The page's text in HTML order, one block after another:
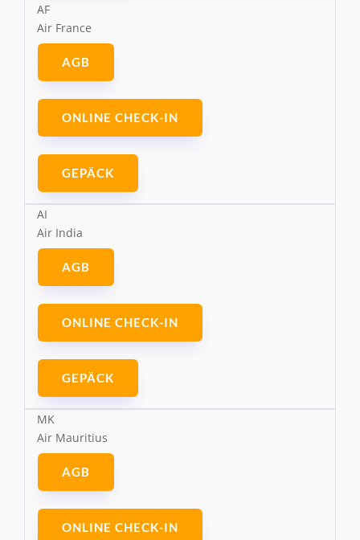
AF
Air France
AGB
ONLINE CHECK-IN
GEPÄCK
AI
Air India
AGB
ONLINE CHECK-IN
GEPÄCK
MK
Air Mauritius
AGB
ONLINE CHECK-IN